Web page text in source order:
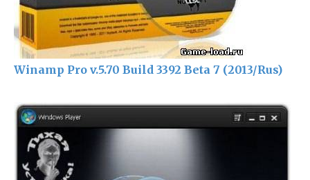
Winamp Pro v.5.70 Build 3392 Beta 7 (2013/Rus)